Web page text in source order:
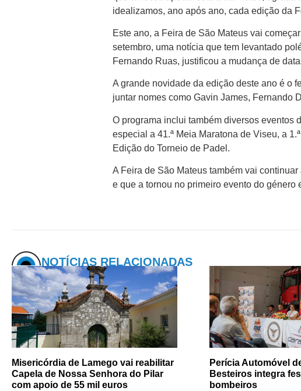
idealizamos, ano após ano, cada edição da
Este ano, a Feira de São Mateus vai
setembro, uma notícia que tem levantado
Fernando Ruas, justificou a mudança de
A grande novidade da edição deste ano é o
juntar nomes como Gavin James, Fernando
O programa inclui também diversos eventos
especial a 41.ª Meia Maratona de Viseu, a
Edição do Torneio de Padel.
A Feira de São Mateus também vai
e que a tornou no primeiro evento do género
NOTÍCIAS RELACIONADAS
Misericórdia de Lamego vai reabilitar
Capela de Nossa Senhora do Pilar
com apoio de 55 mil euros
Perícia Automóvel
Besteiros integra
bombeiros